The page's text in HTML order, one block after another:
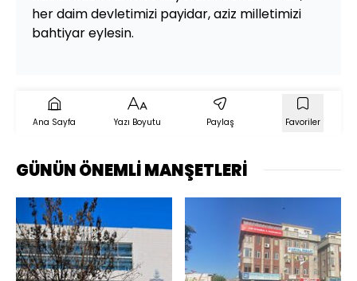
her daim devletimizi payidar, aziz milletimizi
bahtiyar eylesin.
Ana Sayfa Yazı Boyutu Paylaş Favoriler
GÜNÜN ÖNEMLİ MANŞETLERİ